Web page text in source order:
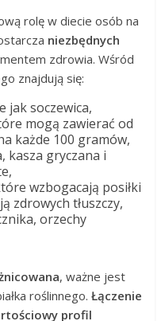
rolę w diecie osób na
niezbędnych
zdrowia. Wśród
znajdują się:
jak soczewica,
mogą zawierać od
każde 100 gramów,
kasza gryczana i
wzbogacają posiłki
zdrowych tłuszczy,
orzechy
, ważne jest
roślinnego.Łączenie
profil